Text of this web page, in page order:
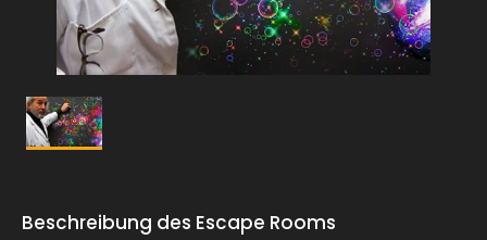
Beschreibung des Escape Rooms